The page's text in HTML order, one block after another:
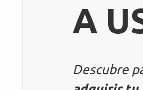
A
Descubre